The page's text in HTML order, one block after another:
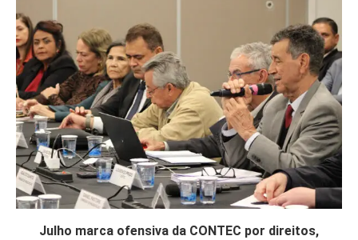
Julho marca ofensiva da CONTEC por direitos,